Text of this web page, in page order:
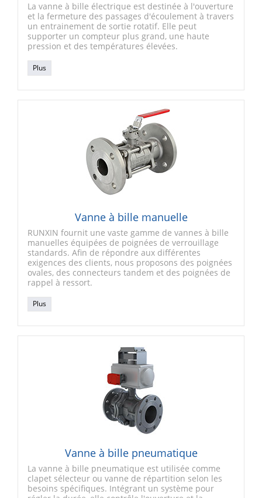
La vanne à bille électrique est destinée à l'ouverture
et la fermeture des passages d'écoulement à travers
un entrainement de sortie rotatif. Elle peut
supporter un compteur plus grand, une haute
pression et des températures élevées.
Plus
Vanne à bille manuelle
RUNXIN fournit une vaste gamme de vannes à bille
manuelles équipées de poignées de verrouillage
standards. Afin de répondre aux différentes
exigences des clients, nous proposons des poignées
ovales, des connecteurs tandem et des poignées de
rappel à ressort.
Plus
Vanne à bille pneumatique
La vanne à bille pneumatique est utilisée comme
clapet sélecteur ou vanne de répartition selon les
besoins spécifiques. Intégrant un système pour